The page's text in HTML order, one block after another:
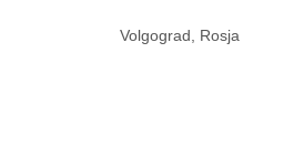
Volgograd, Rosja